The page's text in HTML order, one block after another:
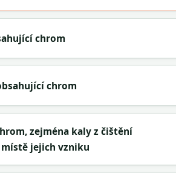
chrom
chrom
zejména kaly z čištění
jejich vzniku